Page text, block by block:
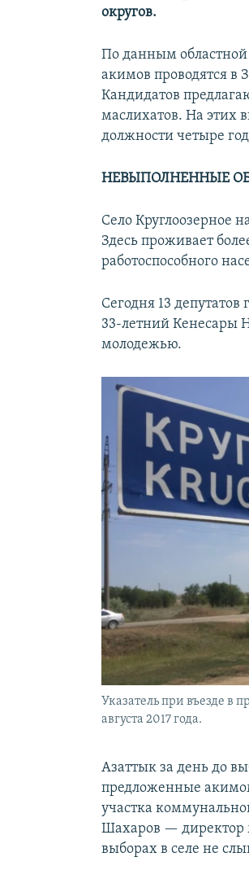
округов.
По данным
акимов проводятся в
Кандидатов
маслихатов. На этих
должности четыре
НЕВЫПОЛНЕННЫЕ
Село Круглоозерное
Здесь проживает
работоспособного
Сегодня 13
33-летний Кенесары
молодежью.
Указатель при въезде в
августа 2017 года.
Азаттык за день до
предложенные
участка
Шахаров — директор
выборах в селе не